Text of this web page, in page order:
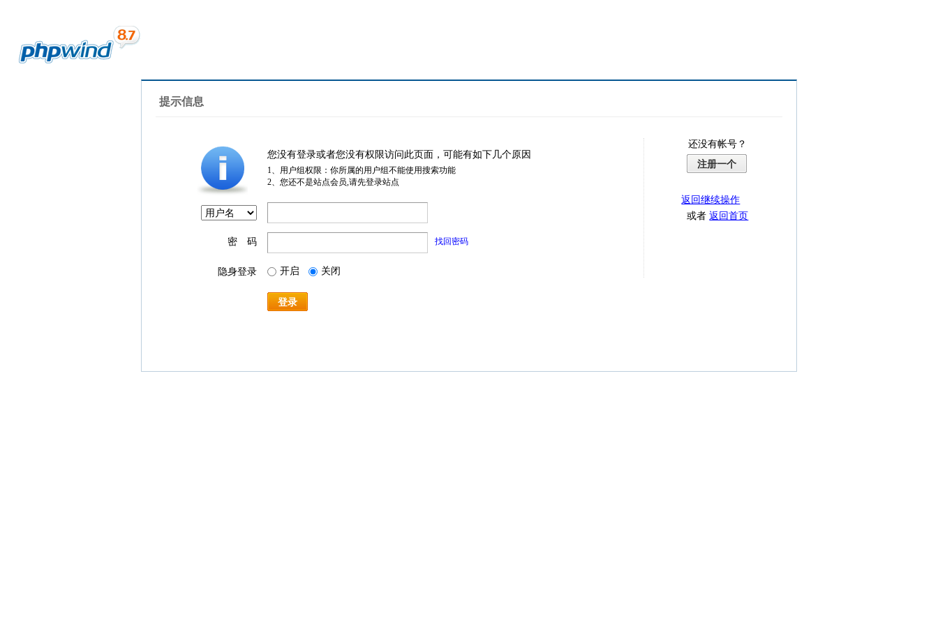
提示信息
您没有登录或者您没有权限访问此页面，可能有如下几个原因
1、用户组权限：你所属的用户组不能使用搜索功能
2、您还不是站点会员,请先登录站点
密 码 找回密码
隐身登录 开启 关闭
登录
还没有帐号？
注册一个
返回继续操作
或者返回首页